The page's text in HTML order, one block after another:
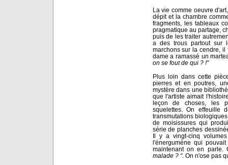
La vie comme oeuvre
dépit et la chambre
fragments, les tableaux
pragmatique au partage,
puis de les traiter
a des trous partout sur
marchons sur la cendre,
dame a ramassé un
on se fout de qui ? !"
Plus loin dans cette
pierres et en poutres,
mystère dans une
que l'artiste aimait
leçon de choses, les
squelettes. On
transmutations
de moisissures qui
série de planches
Il y a vingt-cinq
l'énergumène qui
maintenant on en parle.
malade ? ". On n'ose pas